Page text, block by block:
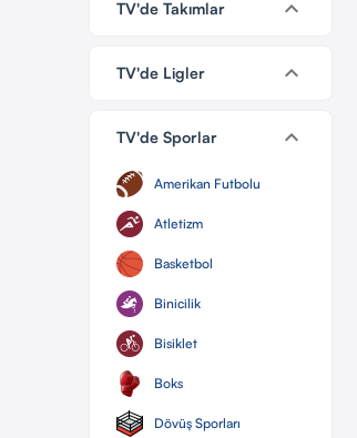
TV'de Takımlar keyboard_arrow_down
TV'de Ligler keyboard_arrow_down
TV'de Sporlar keyboard_arrow_down
Amerikan Futbolu
Atletizm
Basketbol
Binicilik
Bisiklet
Boks
Dövüş Sporları